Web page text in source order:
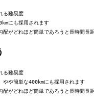
る難易度
にも採用されます
配がどれほど簡単であろうと長時間
る難易度
やや簡単な400kmにも採用されます
配がどれほど簡単であろうと長時間